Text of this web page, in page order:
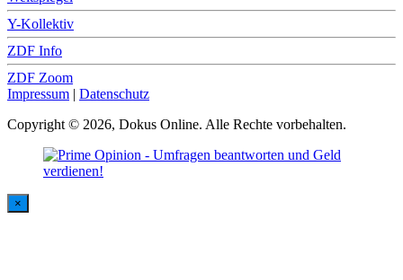
Y-Kollektiv
ZDF Info
ZDF Zoom
Impressum | Datenschutz
Copyright © 2026, Dokus Online. Alle Rechte vorbehalten.
×